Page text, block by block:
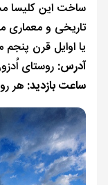
ساخت این کلیسا
تاریخی و معماری
یا اوایل قرن
آدرس: روستای
ساعت بازدید: هر روز